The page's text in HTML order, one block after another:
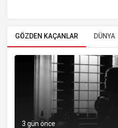
GÖZDEN KAÇANLAR DÜNYA
3 gün önce